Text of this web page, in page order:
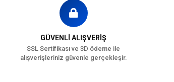
GÜVENLİ ALIŞVERİŞ
SSL Sertifikası ve 3D ödeme ile
alışverişleriniz güvenle gerçekleşir.